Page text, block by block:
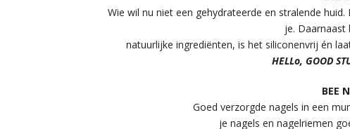
Wie wil nu niet een gehydrateerde en stralende
je. Daarnaast
natuurlijke ingrediënten, is het siliconenvrij én
HELLo, GOOD
BEE
Goed verzorgde nagels in een
je nagels en nagelriemen